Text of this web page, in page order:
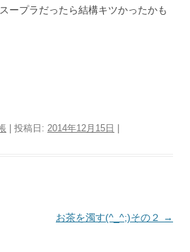
ープラだったら結構キツかったかも
| 投稿日: 2014年12月15日
お茶を濁す(^_^;)その２ →